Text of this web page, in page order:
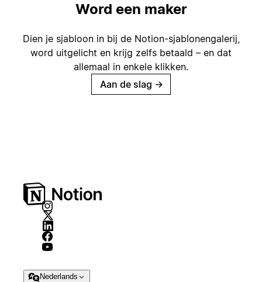
Word een maker
Dien je sjabloon in bij de Notion-sjablonengalerij,
word uitgelicht en krijg zelfs betaald – en dat
allemaal in enkele klikken.
Aan de slag →
Nederlands